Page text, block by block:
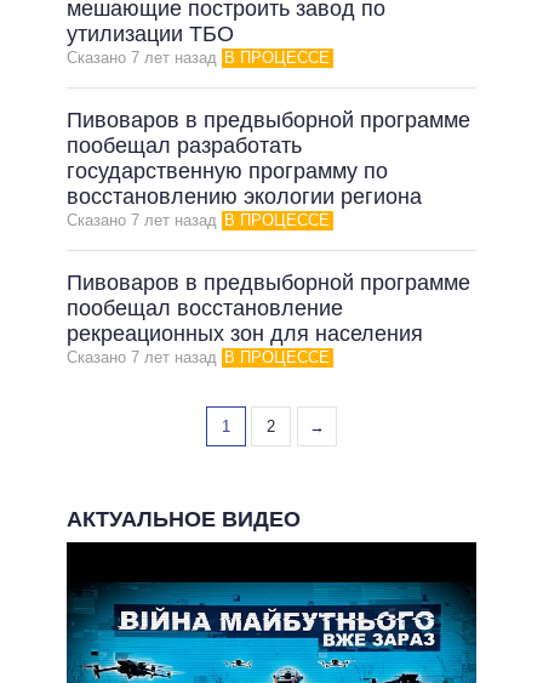
мешающие построить завод по
утилизации ТБО
Сказано 7 лет назад В ПРОЦЕССЕ
Пивоваров в предвыборной программе
пообещал разработать
государственную программу по
восстановлению экологии региона
Сказано 7 лет назад В ПРОЦЕССЕ
Пивоваров в предвыборной программе
пообещал восстановление
рекреационных зон для населения
Сказано 7 лет назад В ПРОЦЕССЕ
1 2 →
АКТУАЛЬНОЕ ВИДЕО